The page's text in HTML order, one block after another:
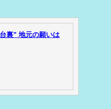
裏” 地元の願いは